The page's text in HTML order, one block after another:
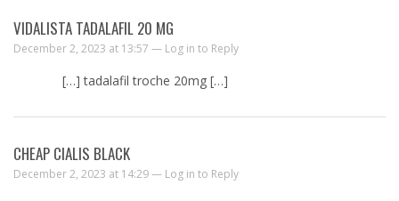
VIDALISTA TADALAFIL 20 MG
December 2, 2023 at 13:57 — Log in to Reply
[…] tadalafil troche 20mg […]
CHEAP CIALIS BLACK
December 2, 2023 at 14:29 — Log in to Reply